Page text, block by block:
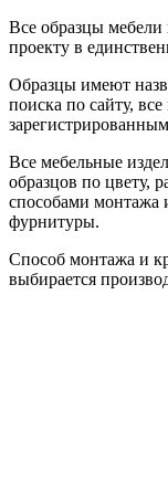
Все образцы
проекту в
Образцы имеют
поиска по сайту,
Все мебельные
образцов по цвету,
способами монтажа
фурнитуры.
Способ монтажа и
выбирается